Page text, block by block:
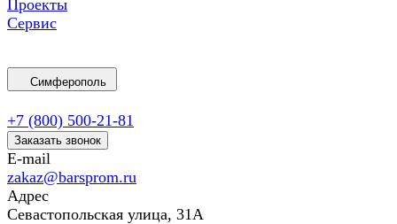
Проекты
Сервис
Симферополь
+7 (800) 500-21-81
Заказать звонок
E-mail
zakaz@barsprom.ru
Адрес
Севастопольская улица, 31А